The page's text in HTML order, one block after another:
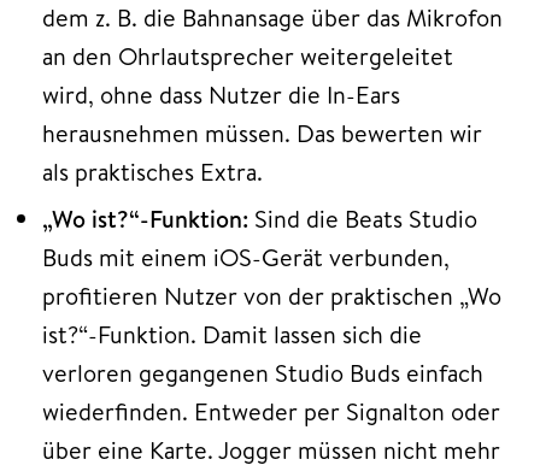
dem z. B. die Bahnansage über das Mikrofon
an den Ohrlautsprecher weitergeleitet
wird, ohne dass Nutzer die In-Ears
herausnehmen müssen. Das bewerten wir
als praktisches Extra.
„Wo ist?“-Funktion: Sind die Beats Studio
Buds mit einem iOS-Gerät verbunden,
profitieren Nutzer von der praktischen „Wo
ist?“-Funktion. Damit lassen sich die
verloren gegangenen Studio Buds einfach
wiederfinden. Entweder per Signalton oder
über eine Karte. Jogger müssen nicht mehr